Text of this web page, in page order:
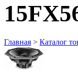
Главная > Каталог